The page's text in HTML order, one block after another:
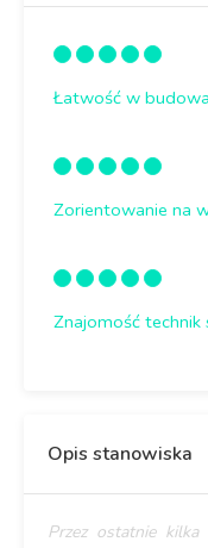
Łatwość w
Zorientowanie na
Znajomość technik
Opis stanowiska
Przez ostatnie